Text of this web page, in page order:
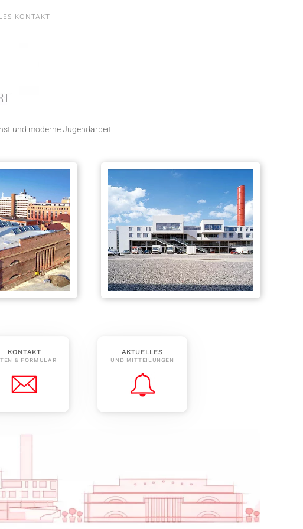
KONTAKT
und moderne Jugendarbeit
KONTAKT
& FORMULAR
AKTUELLES
UND MITTEILUNGEN